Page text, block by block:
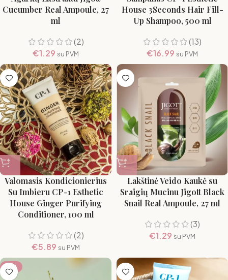
Cucumber Real Ampoule, 27
ml
(2)
€1.29 su PVM
House 3Seconds Hair Fill-
Up Shampoo, 500 ml
(13)
€16.99 su PVM
Valomasis Kondicionierius
Su Imbieru CP-1 Esthetic
House Ginger Purifying
Conditioner, 100 ml
(2)
€5.89 su PVM
Lakštinė Veido Kaukė su
Sraigių Mucinu Jigott Black
Snail Real Ampoule, 27 ml
(3)
€1.29 su PVM
-8%